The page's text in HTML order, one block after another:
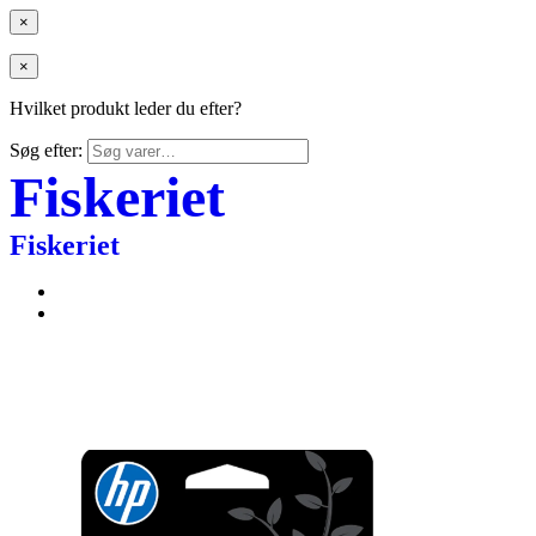
×
×
Hvilket produkt leder du efter?
Søg efter:
Fiskeriet
Fiskeriet